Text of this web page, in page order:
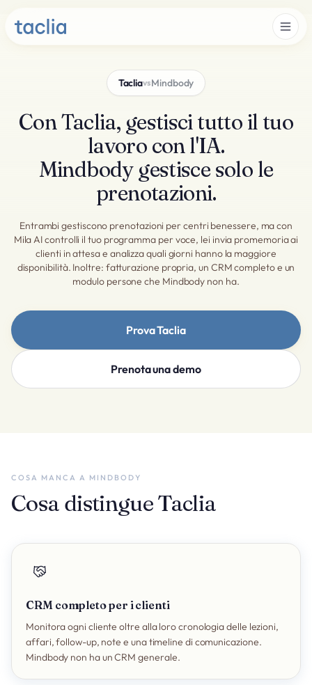
TacliavsMindbody
Con Taclia, gestisci tutto il tuo
lavoro con l'IA.
Mindbody gestisce solo le
prenotazioni.
Entrambi gestiscono prenotazioni per centri benessere, ma con
Mila AI controlli il tuo programma per voce, lei invia promemoria ai
clienti in attesa e analizza quali giorni hanno la maggiore
disponibilità. Inoltre: fatturazione propria, un CRM completo e un
modulo persone che Mindbody non ha.
Prova Taclia
Prenota una demo
COSA MANCA A MINDBODY
Cosa distingue Taclia
CRM completo per i clienti
Monitora ogni cliente oltre alla loro cronologia delle lezioni,
affari, follow-up, note e una timeline di comunicazione.
Mindbody non ha un CRM generale.